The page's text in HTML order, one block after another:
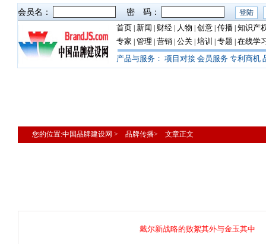
会员名：
密 码：
首页 新闻 财经 人物 创意 传播 知识产
专家 管理 营销 公关 培训 专题 在线学
产品与服务： 项目对接 会员服务 专利商机
您的位置:中国品牌建设网 > 品牌传播> 文章正文
戴尔新战略的败絮其外与金玉其中